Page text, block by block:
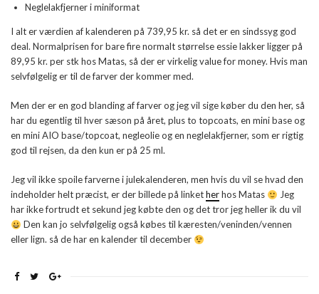
Neglelakfjerner i miniformat
I alt er værdien af kalenderen på 739,95 kr. så det er en sindssyg god
deal. Normalprisen for bare fire normalt størrelse essie lakker ligger på
89,95 kr. per stk hos Matas, så der er virkelig value for money. Hvis man
selvfølgelig er til de farver der kommer med.
Men der er en god blanding af farver og jeg vil sige køber du den her, så
har du egentlig til hver sæson på året, plus to topcoats, en mini base og
en mini AIO base/topcoat, negleolie og en neglelakfjerner, som er rigtig
god til rejsen, da den kun er på 25 ml.
Jeg vil ikke spoile farverne i julekalenderen, men hvis du vil se hvad den
indeholder helt præcist, er der billede på linketherhos Matas
Jeg
har ikke fortrudt et sekund jeg købte den og det tror jeg heller ik du vil
Den kan jo selvfølgelig også købes til kæresten/veninden/vennen
eller lign. så de har en kalender til december